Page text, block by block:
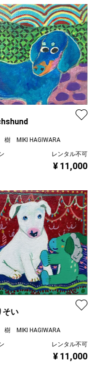
樹 MIKI HAGIWARA
レンタル不可
¥ 11,000
そい
樹 MIKI HAGIWARA
レンタル不可
¥ 11,000